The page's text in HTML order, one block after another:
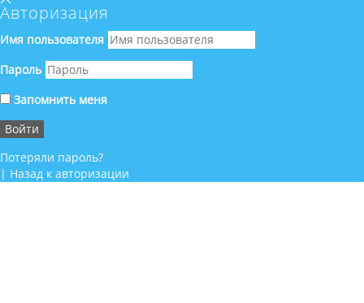
Авторизация
Имя пользователя
Пароль
Запомнить меня
Потеряли пароль?
| Назад к авторизации